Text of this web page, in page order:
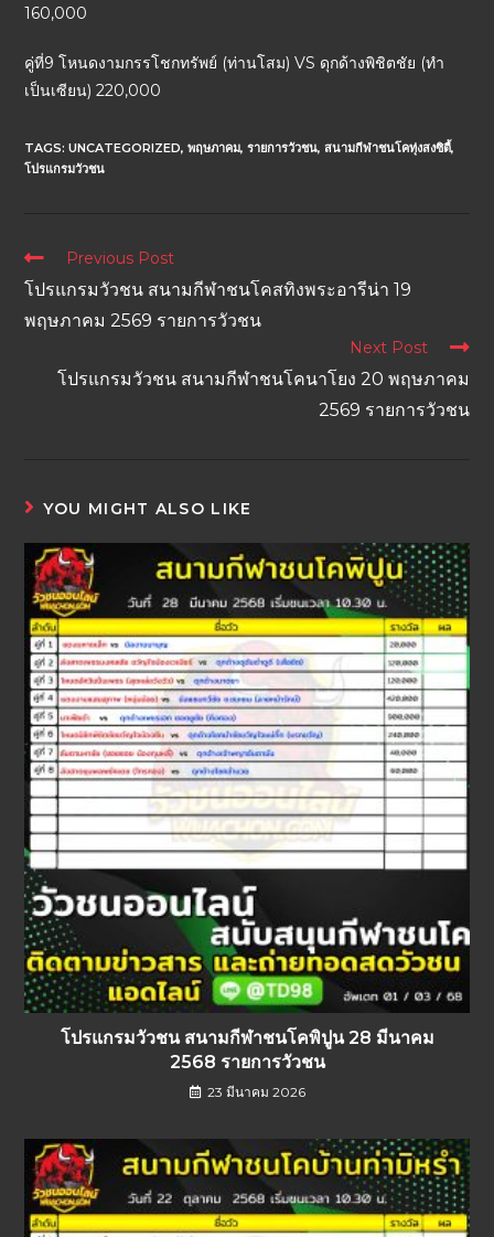
160,000
คู่ที่9 โหนดงามกรรโชกทรัพย์ (ท่านโสม) VS ดุกด้างพิชิตชัย (ทำ
เป็นเซียน) 220,000
TAGS:UNCATEGORIZED, พฤษภาคม, รายการวัวชน, สนามกีฬาชนโคทุ่งสงซิตี้,
โปรแกรมวัวชน
Previous Post
โปรแกรมวัวชน สนามกีฬาชนโคสทิงพระอารีน่า 19
พฤษภาคม 2569 รายการวัวชน
Next Post
โปรแกรมวัวชน สนามกีฬาชนโคนาโยง 20 พฤษภาคม
2569 รายการวัวชน
YOU MIGHT ALSO LIKE
โปรแกรมวัวชน สนามกีฬาชนโคพิปูน 28 มีนาคม
2568 รายการวัวชน
23 มีนาคม 2026